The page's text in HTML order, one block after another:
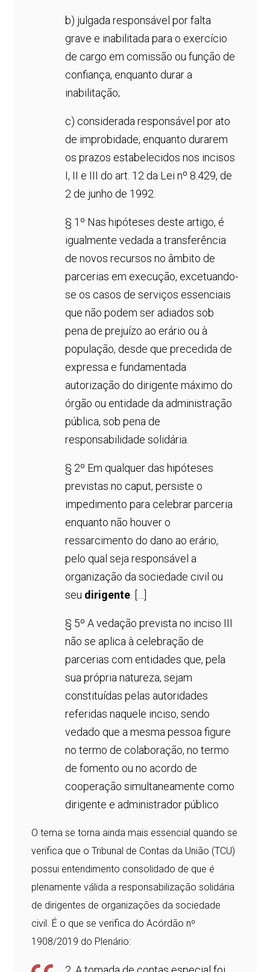
b) julgada responsável por falta
grave e inabilitada para o exercício
de cargo em comissão ou função de
confiança, enquanto durar a
inabilitação;
c) considerada responsável por ato
de improbidade, enquanto durarem
os prazos estabelecidos nos incisos
I, II e III do art. 12 da Lei nº 8.429, de
2 de junho de 1992.
§ 1º Nas hipóteses deste artigo, é
igualmente vedada a transferência
de novos recursos no âmbito de
parcerias em execução, excetuando-
se os casos de serviços essenciais
que não podem ser adiados sob
pena de prejuízo ao erário ou à
população, desde que precedida de
expressa e fundamentada
autorização do dirigente máximo do
órgão ou entidade da administração
pública, sob pena de
responsabilidade solidária.
§ 2º Em qualquer das hipóteses
previstas no caput, persiste o
impedimento para celebrar parceria
enquanto não houver o
ressarcimento do dano ao erário,
pelo qual seja responsável a
organização da sociedade civil ou
seu dirigente. […]
§ 5º A vedação prevista no inciso III
não se aplica à celebração de
parcerias com entidades que, pela
sua própria natureza, sejam
constituídas pelas autoridades
referidas naquele inciso, sendo
vedado que a mesma pessoa figure
no termo de colaboração, no termo
de fomento ou no acordo de
cooperação simultaneamente como
dirigente e administrador público
O tema se torna ainda mais essencial quando se
verifica que o Tribunal de Contas da União (TCU)
possui entendimento consolidado de que é
plenamente válida a responsabilização solidária
de dirigentes de organizações da sociedade
civil. É o que se verifica do Acórdão nº
1908/2019 do Plenário: